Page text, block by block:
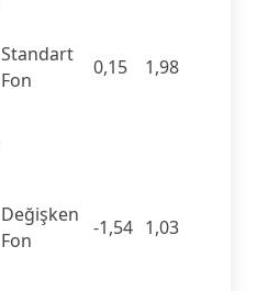
Standart
Fon
0,15 1,98
Değişken
Fon
-1,54 1,03